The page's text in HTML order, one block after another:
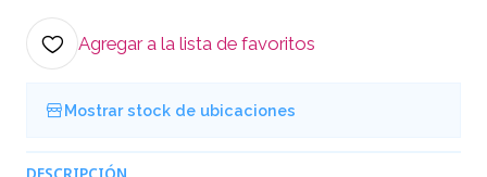
Agregar a la lista de favoritos
Mostrar stock de ubicaciones